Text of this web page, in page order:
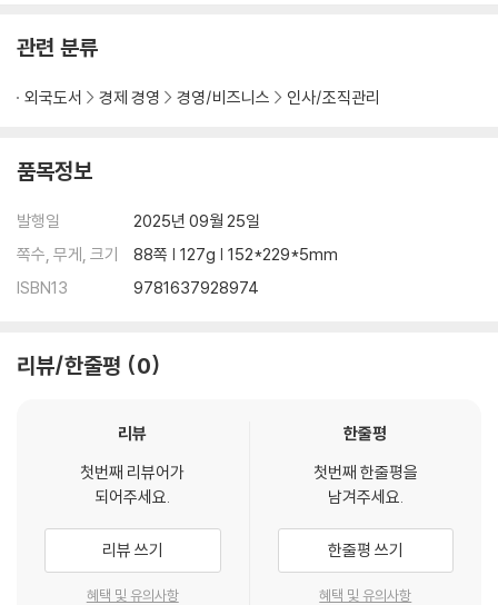
관련 분류
외국도서 경제 경영 경영/비즈니스 인사/조직관리
품목정보
발행일
2025년 09월 25일
쪽수, 무게, 크기
88쪽 | 127g | 152*229*5mm
ISBN13
9781637928974
리뷰/한줄평 0
리뷰
첫번째 리뷰어가
되어주세요.
리뷰 쓰기
혜택 및 유의사항
한줄평
첫번째 한줄평을
남겨주세요.
한줄평 쓰기
혜택 및 유의사항